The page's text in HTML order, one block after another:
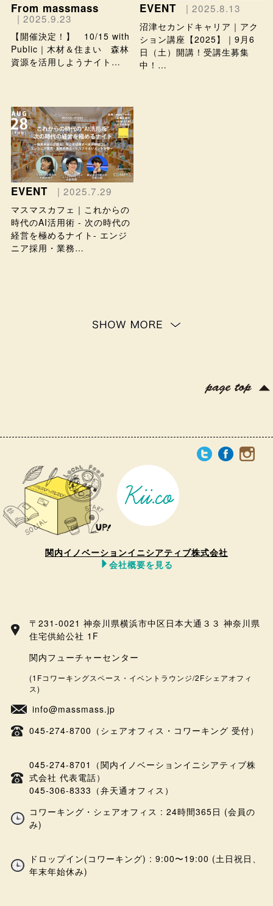
From massmass
| 2025.9.23
【開催決定！】 10/15 with
Public｜木材＆住まい 森林
資源を活用しようナイト…
EVENT | 2025.8.13
沼津セカンドキャリア｜アク
ション講座【2025】｜9月6
日（土）開講！受講生募集
中！…
EVENT | 2025.7.29
マスマスカフェ｜これからの
時代のAI活用術 - 次の時代の
経営を極めるナイト- エンジ
ニア採用・業務…
関内イノベーションイニシアティブ株式会社
会社概要を見る
〒231-0021 神奈川県横浜市中区日本大通３３ 神奈川県
住宅供給公社 1F
関内フューチャーセンター
(1Fコワーキングスペース・イベントラウンジ/2Fシェアオフィ
ス)
info@massmass.jp
045-274-8700（シェアオフィス・コワーキング 受付）
045-274-8701（関内イノベーションイニシアティブ株
式会社 代表電話）
045-306-8333（弁天通オフィス）
コワーキング・シェアオフィス : 24時間365日 (会員の
み)
ドロップイン(コワーキング) : 9:00〜19:00 (土日祝日、
年末年始休み)